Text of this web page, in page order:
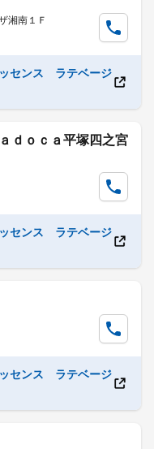
湘南１Ｆ
センス ラテベージ
ｄｏｃａ平塚四之宮
センス ラテベージ
センス ラテベージ